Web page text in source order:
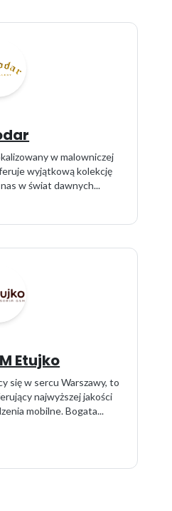
w malowniczej
wyjątkową kolekcję
w świat dawnych...
Etujko
się w sercu Warszawy, to
najwyższej jakości
mobilne. Bogata...